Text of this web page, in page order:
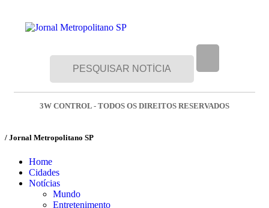
3W CONTROL - TODOS OS DIREITOS RESERVADOS
/ Jornal Metropolitano SP
Home
Cidades
Notícias
Mundo
Entretenimento